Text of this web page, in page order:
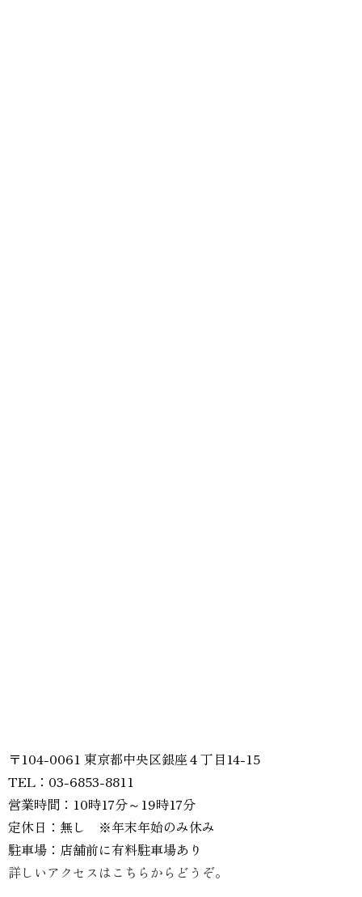
〒104-0061 東京都中央区銀座４丁目14-15
TEL：03-6853-8811
営業時間：10時17分～19時17分
定休日：無し ※年末年始のみ休み
駐車場：店舗前に有料駐車場あり
詳しいアクセスはこちらからどうぞ。